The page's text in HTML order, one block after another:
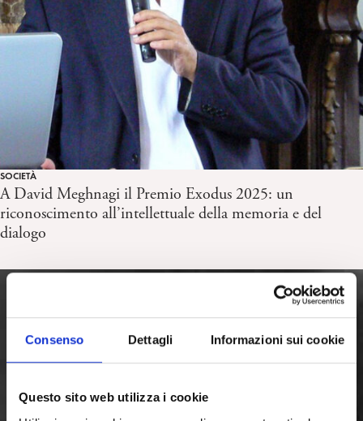
Consenso Dettagli Informazioni sui cookie
Questo sito web utilizza i cookie
SOCIETÀ
A David Meghnagi il Premio Exodus 2025: un
riconoscimento all’intellettuale della memoria e del
dialogo